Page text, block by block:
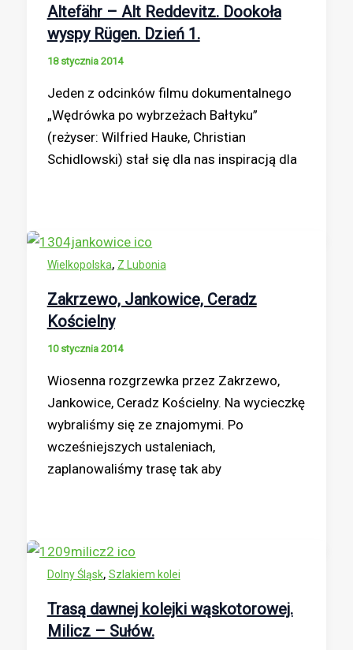
Altefähr – Alt Reddevitz. Dookoła
wyspy Rügen. Dzień 1.
18 stycznia 2014
Jeden z odcinków filmu dokumentalnego
„Wędrówka po wybrzeżach Bałtyku”
(reżyser: Wilfried Hauke, Christian
Schidlowski) stał się dla nas inspiracją dla
Wielkopolska, Z Lubonia
Zakrzewo, Jankowice, Ceradz
Kościelny
10 stycznia 2014
Wiosenna rozgrzewka przez Zakrzewo,
Jankowice, Ceradz Kościelny. Na wycieczkę
wybraliśmy się ze znajomymi. Po
wcześniejszych ustaleniach,
zaplanowaliśmy trasę tak aby
Dolny Śląsk, Szlakiem kolei
Trasą dawnej kolejki wąskotorowej.
Milicz – Sułów.